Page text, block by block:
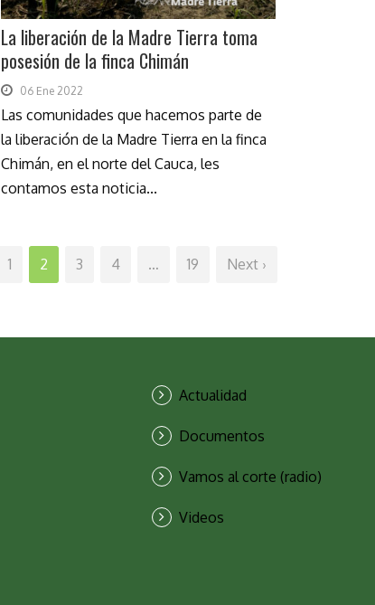
La liberación de la Madre Tierra toma
posesión de la finca Chimán
06 Ene 2022
Las comunidades que hacemos parte de
la liberación de la Madre Tierra en la finca
Chimán, en el norte del Cauca, les
contamos esta noticia...
1 2 3 4 … 19 Next ›
Actualidad
Documentos
Vamos al corte (radio)
Videos